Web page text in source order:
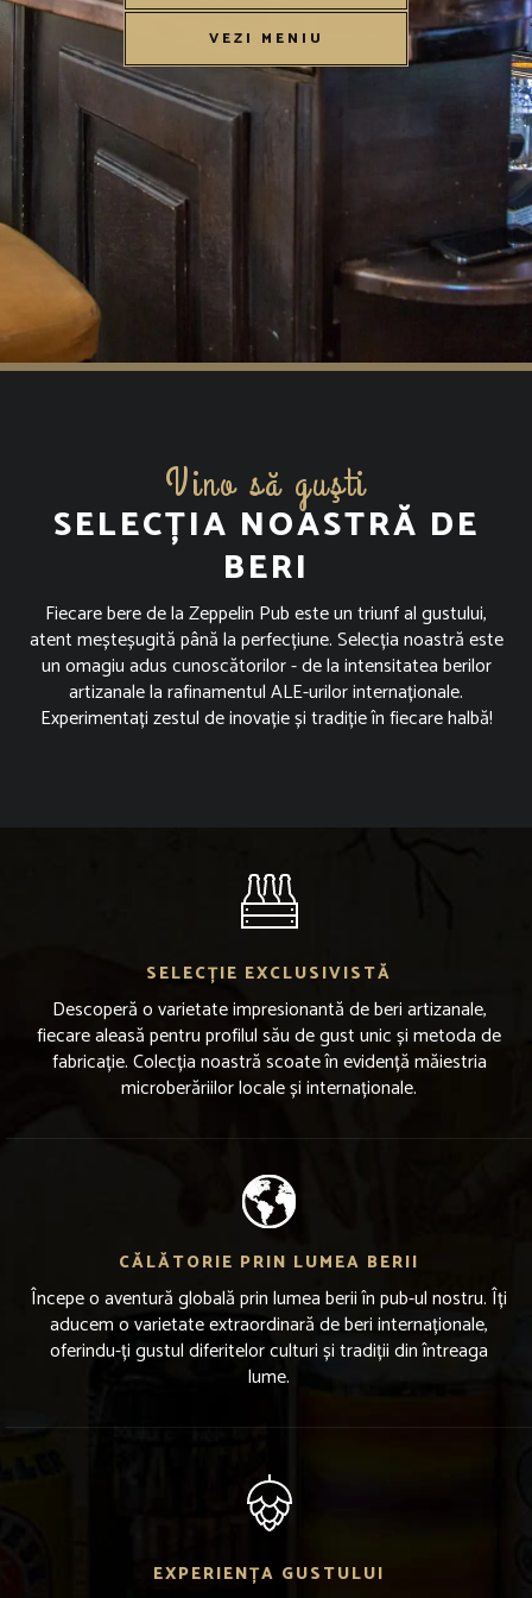
VEZI MENIU
Vino să guşti
SELECȚIA NOASTRĂ DE
BERI
Fiecare bere de la Zeppelin Pub este un triunf al gustului,
atent meșteșugită până la perfecțiune. Selecția noastră este
un omagiu adus cunoscătorilor - de la intensitatea berilor
artizanale la rafinamentul ALE-urilor internaționale.
Experimentați zestul de inovație și tradiție în fiecare halbă!
SELECȚIE EXCLUSIVISTĂ
Descoperă o varietate impresionantă de beri artizanale,
fiecare aleasă pentru profilul său de gust unic și metoda de
fabricație. Colecția noastră scoate în evidență măiestria
microberăriilor locale și internaționale.
CĂLĂTORIE PRIN LUMEA BERII
Începe o aventură globală prin lumea berii în pub-ul nostru. Îți
aducem o varietate extraordinară de beri internaționale,
oferindu-ți gustul diferitelor culturi și tradiții din întreaga
lume.
EXPERIENȚA GUSTULUI